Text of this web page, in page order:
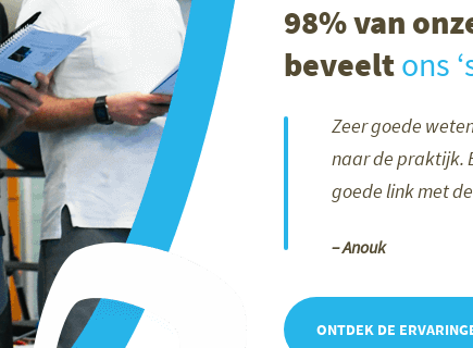
98% van
beveeltons
Zeer goede
naar de praktijk.
goede link met
– Anouk
ONTDEK DE